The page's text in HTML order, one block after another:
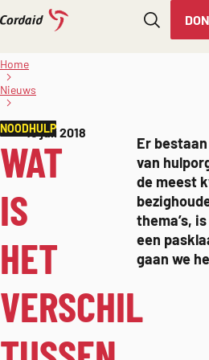
Direct
de
inhoud
Home
Nieuws
tussen noodhulp
en
ontwikkelingshulp?
WAT
IS
HET
VERSCHIL
NOODHULP– GA NAAR ARCHIEF
Gepubliceerd
op:
18 juli 2018
Er
van
de meest
thema’s,
een
gaan we